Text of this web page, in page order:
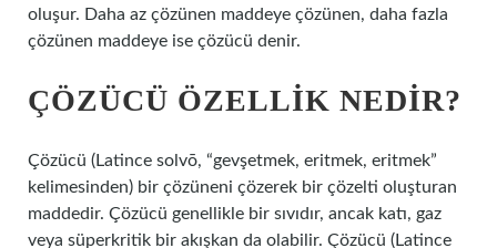
oluşur. Daha az çözünen maddeye çözünen, daha fazla
çözünen maddeye ise çözücü denir.
ÇÖZÜCÜ ÖZELLIK NEDIR?
Çözücü (Latince solvō, “gevşetmek, eritmek, eritmek”
kelimesinden) bir çözüneni çözerek bir çözelti oluşturan
maddedir. Çözücü genellikle bir sıvıdır, ancak katı, gaz
veya süperkritik bir akışkan da olabilir. Çözücü (Latince